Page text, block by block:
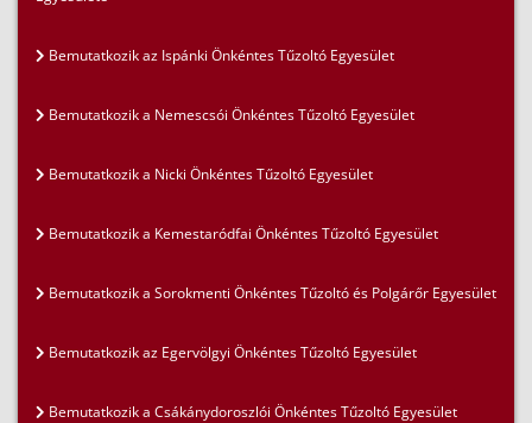
Bemutatkozik az Ispánki Önkéntes Tűzoltó Egyesület
Bemutatkozik a Nemescsói Önkéntes Tűzoltó Egyesület
Bemutatkozik a Nicki Önkéntes Tűzoltó Egyesület
Bemutatkozik a Kemestaródfai Önkéntes Tűzoltó Egyesület
Bemutatkozik a Sorokmenti Önkéntes Tűzoltó és Polgárőr Egyesület
Bemutatkozik az Egervölgyi Önkéntes Tűzoltó Egyesület
Bemutatkozik a Csákánydoroszlói Önkéntes Tűzoltó Egyesület